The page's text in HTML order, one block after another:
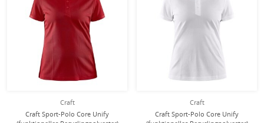
Craft
Craft Sport-Polo Core Unify
Craft
Craft Sport-Polo Core Unify